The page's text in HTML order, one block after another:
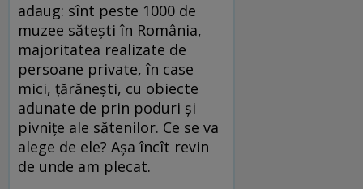
adaug: sînt peste 1000 de
muzee săteşti în România,
majoritatea realizate de
persoane private, în case
mici, ţărăneşti, cu obiecte
adunate de prin poduri şi
pivniţe ale sătenilor. Ce se va
alege de ele? Aşa încît revin
de unde am plecat.